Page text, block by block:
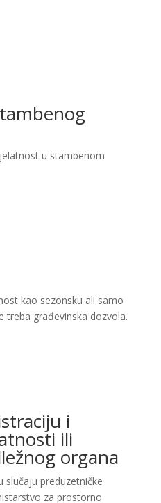
u stambenom
kao sezonsku ali samo
treba građevinska dozvola.
i
ili
organa
slučaju preduzetničke
za prostorno